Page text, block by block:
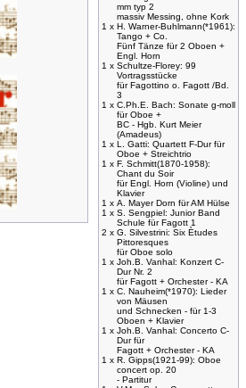
mm typ 2
massiv Messing, ohne Kork
1 x H. Warner-Buhlmann(*1961):
Tango + Co.
Fünf Tänze für 2 Oboen +
Engl. Horn
1 x Schultze-Florey: 99
Vortragsstücke
für Fagottino o. Fagott /Bd.
3
1 x C.Ph.E. Bach: Sonate g-moll
für Oboe +
BC - Hgb. Kurt Meier
(Amadeus)
1 x L. Gatti: Quartett F-Dur für
Oboe + Streichtrio
1 x F. Schmitt(1870-1958):
Chant du Soir
für Engl. Horn (Violine) und
Klavier
1 x A. Mayer Dorn für AM Hülse
1 x S. Sengpiel: Junior Band
Schule für Fagott 1
2 x G. Silvestrini: Six Ètudes
Pittoresques
für Oboe solo
1 x Joh.B. Vanhal: Konzert C-
Dur Nr. 2
für Fagott + Orchester - KA
1 x C. Nauheim(*1970): Lieder
von Mäusen
und Schnecken - für 1-3
Oboen + Klavier
1 x Joh.B. Vanhal: Concerto C-
Dur für
Fagott + Orchester - KA
1 x R. Gipps(1921-99): Oboe
concert op. 20
- Partitur